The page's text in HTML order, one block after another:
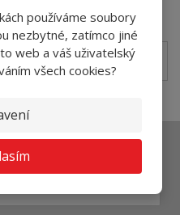
používáme soubory
nezbytné, zatímco jiné
web a váš uživatelský
všech cookies?
pdf (516.17 Kb)